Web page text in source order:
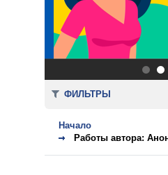
.
Начало
Работы автора:
ФИЛЬТРЫ